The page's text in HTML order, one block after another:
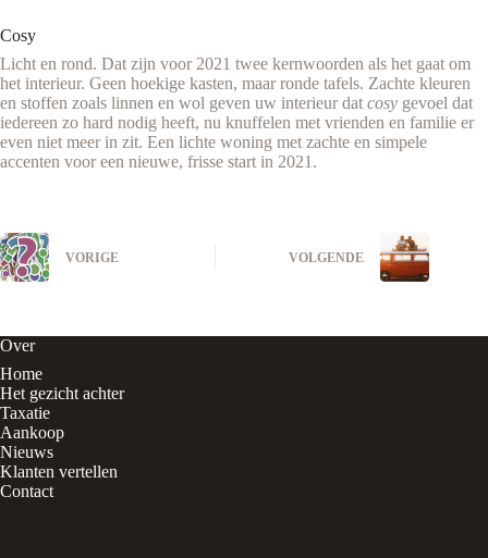
Cosy
Licht en rond. Dat zijn voor 2021 twee kernwoorden als het gaat om
het interieur. Geen hoekige kasten, maar ronde tafels. Zachte kleuren
en stoffen zoals linnen en wol geven uw interieur dat cosy gevoel dat
iedereen zo hard nodig heeft, nu knuffelen met vrienden en familie er
even niet meer in zit. Een lichte woning met zachte en simpele
accenten voor een nieuwe, frisse start in 2021.
VORIGE VOLGENDE
Over
Home
Het gezicht achter
Taxatie
Aankoop
Nieuws
Klanten vertellen
Contact